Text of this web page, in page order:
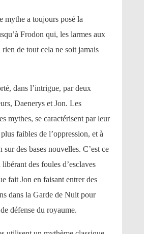
mythe a toujours posé la
Frodon qui, les larmes aux
de tout cela ne soit jamais
dans l’intrigue, par deux
Daenerys et Jon. Les
mythes, se caractérisent par leur
faibles de l’oppression, et à
des bases nouvelles. C’est ce
des foules d’esclaves
fait Jon en faisant entrer des
dans la Garde de Nuit pour
défense du royaume.